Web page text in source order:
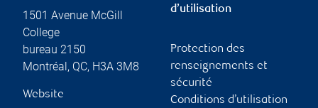
1501 Avenue McGill
College
bureau 2150
Montréal , QC, H3A 3M8
Website
d’utilisation
Protection des
renseignements et
sécurité
Conditions d’utilisation